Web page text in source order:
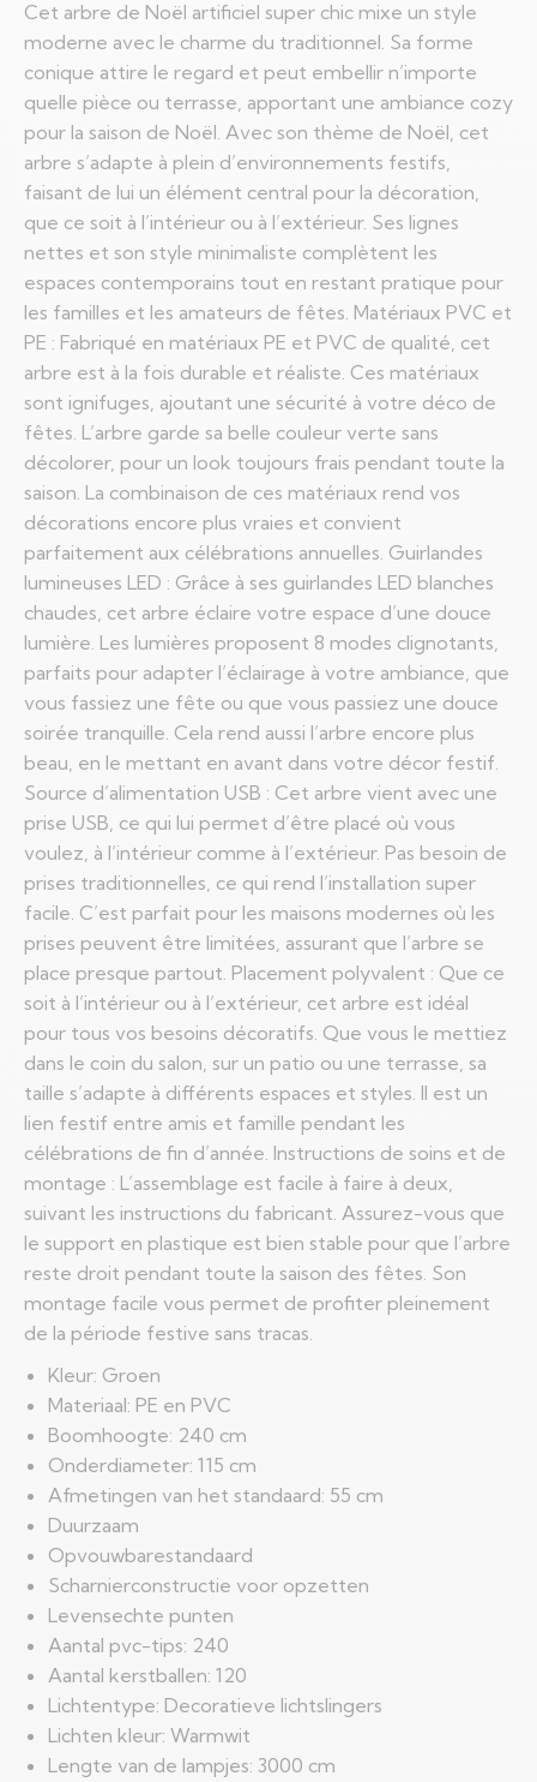
Cet arbre de Noël artificiel super chic mixe un style
moderne avec le charme du traditionnel. Sa forme
conique attire le regard et peut embellir n’importe
quelle pièce ou terrasse, apportant une ambiance cozy
pour la saison de Noël. Avec son thème de Noël, cet
arbre s’adapte à plein d’environnements festifs,
faisant de lui un élément central pour la décoration,
que ce soit à l’intérieur ou à l’extérieur. Ses lignes
nettes et son style minimaliste complètent les
espaces contemporains tout en restant pratique pour
les familles et les amateurs de fêtes. Matériaux PVC et
PE : Fabriqué en matériaux PE et PVC de qualité, cet
arbre est à la fois durable et réaliste. Ces matériaux
sont ignifuges, ajoutant une sécurité à votre déco de
fêtes. L’arbre garde sa belle couleur verte sans
décolorer, pour un look toujours frais pendant toute la
saison. La combinaison de ces matériaux rend vos
décorations encore plus vraies et convient
parfaitement aux célébrations annuelles. Guirlandes
lumineuses LED : Grâce à ses guirlandes LED blanches
chaudes, cet arbre éclaire votre espace d’une douce
lumière. Les lumières proposent 8 modes clignotants,
parfaits pour adapter l’éclairage à votre ambiance, que
vous fassiez une fête ou que vous passiez une douce
soirée tranquille. Cela rend aussi l’arbre encore plus
beau, en le mettant en avant dans votre décor festif.
Source d’alimentation USB : Cet arbre vient avec une
prise USB, ce qui lui permet d’être placé où vous
voulez, à l’intérieur comme à l’extérieur. Pas besoin de
prises traditionnelles, ce qui rend l’installation super
facile. C’est parfait pour les maisons modernes où les
prises peuvent être limitées, assurant que l’arbre se
place presque partout. Placement polyvalent : Que ce
soit à l’intérieur ou à l’extérieur, cet arbre est idéal
pour tous vos besoins décoratifs. Que vous le mettiez
dans le coin du salon, sur un patio ou une terrasse, sa
taille s’adapte à différents espaces et styles. Il est un
lien festif entre amis et famille pendant les
célébrations de fin d’année. Instructions de soins et de
montage : L’assemblage est facile à faire à deux,
suivant les instructions du fabricant. Assurez-vous que
le support en plastique est bien stable pour que l’arbre
reste droit pendant toute la saison des fêtes. Son
montage facile vous permet de profiter pleinement
de la période festive sans tracas.
Kleur: Groen
Materiaal: PE en PVC
Boomhoogte: 240 cm
Onderdiameter: 115 cm
Afmetingen van het standaard: 55 cm
Duurzaam
Opvouwbarestandaard
Scharnierconstructie voor opzetten
Levensechte punten
Aantal pvc-tips: 240
Aantal kerstballen: 120
Lichtentype: Decoratieve lichtslingers
Lichten kleur: Warmwit
Lengte van de lampjes: 3000 cm